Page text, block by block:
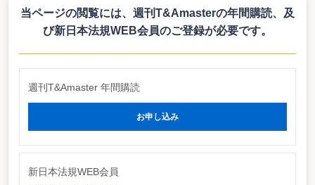
1,650億円となり、これに販売用不動産の評価損150億円が加わり、約1,000億
円の当期純損失を計上することとなった。今期は無配の方針。
なお、同社の連結決算は米国会計基準に基づいていることから、既に減損会
当ページの閲覧には、週刊T&Amasterの年間購読、 及
び新日本法規WEB会員のご登録が必要です。
週刊T&Amaster 年間購読
お申し込み
新日本法規WEB会員